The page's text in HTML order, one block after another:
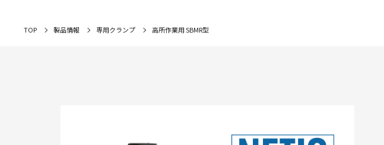
TOP 製品情報 専用クランプ 高所作業用 SBMR型